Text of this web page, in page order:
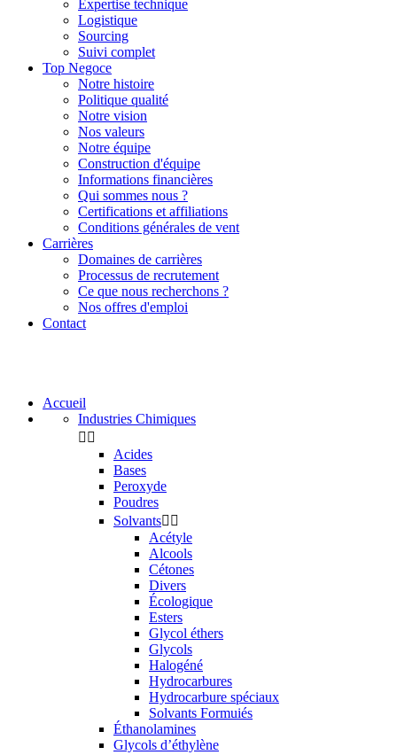
Expertise technique
Logistique
Sourcing
Suivi complet
Top Negoce
Notre histoire
Politique qualité
Notre vision
Nos valeurs
Notre équipe
Construction d'équipe
Informations financières
Qui sommes nous ?
Certifications et affiliations
Conditions générales de vent
Carrières
Domaines de carrières
Processus de recrutement
Ce que nous recherchons ?
Nos offres d'emploi
Contact
Accueil
Industries Chimiques
 
Acides
Bases
Peroxyde
Poudres
Solvants 
Acétyle
Alcools
Cétones
Divers
Écologique
Esters
Glycol éthers
Glycols
Halogéné
Hydrocarbures
Hydrocarbure spéciaux
Solvants Formuiés
Éthanolamines
Glycols d’éthylène